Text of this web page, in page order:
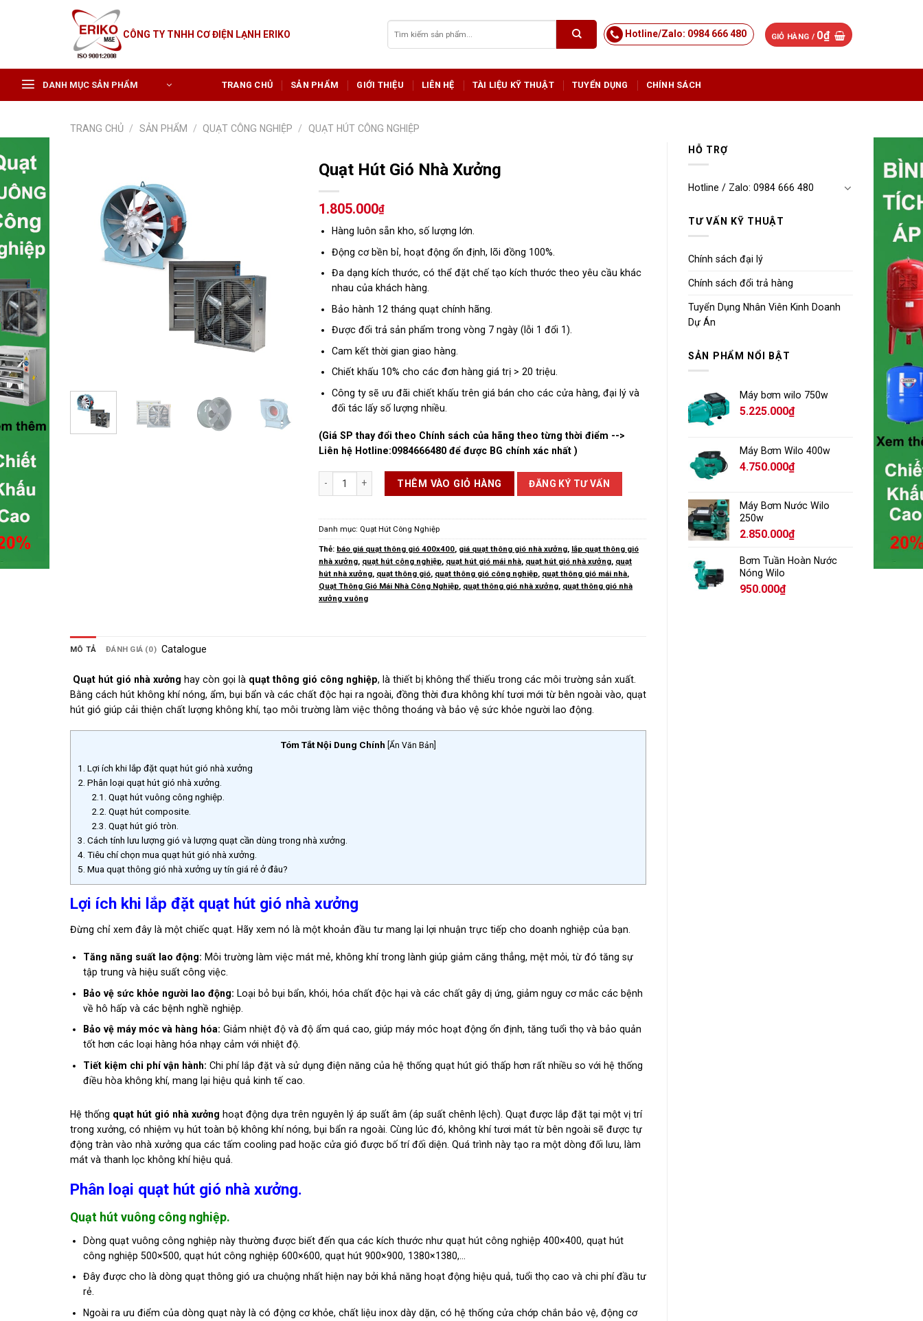
CÔNG TY TNHH CƠ ĐIỆN LẠNH ERIKO
kiếm:
Hotline/Zalo: 0984 666 480 GIỎ HÀNG / 0₫
DANH MỤC SẢN PHẨM TRANG CHỦ SẢN PHẨM GIỚI THIỆU LIÊN HỆ TÀI LIỆU KỸ THUẬT TUYỂN DỤNG CHÍNH SÁCH
TRANG CHỦ / SẢN PHẨM / QUẠT CÔNG NGHIỆP /
QUẠT HÚT CÔNG NGHIỆP
HỖ TRỢ
Hotline / Zalo: 0984 666 480
TƯ VẤN KỸ THUẬT
Chính sách đại lý
Chính sách đổi trả hàng
Tuyển Dụng Nhân Viên Kinh Doanh
Dự Án
SẢN PHẨM NỔI BẬT
Máy bơm wilo 750w
5.225.000₫
Máy Bơm Wilo 400w
4.750.000₫
Máy Bơm Nước Wilo
250w
2.850.000₫
Bơm Tuần Hoàn Nước
Nóng Wilo
950.000₫
Quạt Hút Gió Nhà Xưởng
1.805.000₫
Hàng luôn sẵn kho, số lượng lớn.
Động cơ bền bỉ, hoạt động ổn định, lõi đồng 100%.
Đa dạng kích thước, có thể đặt chế tạo kích thước theo yêu cầu khác
nhau của khách hàng.
Bảo hành 12 tháng quạt chính hãng.
Được đổi trả sản phẩm trong vòng 7 ngày (lỗi 1 đổi 1).
Cam kết thời gian giao hàng.
Chiết khấu 10% cho các đơn hàng giá trị > 20 triệu.
Công ty sẽ ưu đãi chiết khấu trên giá bán cho các cửa hàng, đại lý và
đối tác lấy số lượng nhiều.
(Giá SP thay đổi theo Chính sách của hãng theo từng thời điểm -->
Liên hệ Hotline:0984666480 để được BG chính xác nhất )
Quạt Hút Gió Nhà Xưởng số lượng
THÊM VÀO GIỎ HÀNG ĐĂNG KÝ TƯ VẤN
Danh mục: Quạt Hút Công Nghiệp
Thẻ: báo giá quạt thông gió 400x400 giá quạt thông gió nhà xưởng lắp quạt thông gió
nhà xưởng quạt hút công nghiệp quạt hút gió mái nhà quạt hút gió nhà xưởng quạt
hút nhà xưởng quạt thông gió quạt thông gió công nghiệp quạt thông gió mái nhà
Quạt Thông Gió Mái Nhà Công Nghiệp quạt thông gió nhà xưởng quạt thông gió nhà
xưởng vuông
MÔ TẢ ĐÁNH GIÁ (0) Catalogue
Quạt hút gió nhà xưởng hay còn gọi là quạt thông gió công nghiệp, là thiết bị không thể thiếu trong các môi trường sản xuất.
Bằng cách hút không khí nóng, ẩm, bụi bẩn và các chất độc hại ra ngoài, đồng thời đưa không khí tươi mới từ bên ngoài vào, quạt
hút gió giúp cải thiện chất lượng không khí, tạo môi trường làm việc thông thoáng và bảo vệ sức khỏe người lao động.
Tóm Tắt Nội Dung Chính Ẩn Văn Bản
1. Lợi ích khi lắp đặt quạt hút gió nhà xưởng
2. Phân loại quạt hút gió nhà xưởng.
2.1. Quạt hút vuông công nghiệp.
2.2. Quạt hút composite.
2.3. Quạt hút gió tròn.
3. Cách tính lưu lượng gió và lượng quạt cần dùng trong nhà xưởng.
4. Tiêu chí chọn mua quạt hút gió nhà xưởng.
5. Mua quạt thông gió nhà xưởng uy tín giá rẻ ở đâu?
Lợi ích khi lắp đặt quạt hút gió nhà xưởng
Đừng chỉ xem đây là một chiếc quạt. Hãy xem nó là một khoản đầu tư mang lại lợi nhuận trực tiếp cho doanh nghiệp của bạn.
Tăng năng suất lao động: Môi trường làm việc mát mẻ, không khí trong lành giúp giảm căng thẳng, mệt mỏi, từ đó tăng sự
tập trung và hiệu suất công việc.
Bảo vệ sức khỏe người lao động: Loại bỏ bụi bẩn, khói, hóa chất độc hại và các chất gây dị ứng, giảm nguy cơ mắc các bệnh
về hô hấp và các bệnh nghề nghiệp.
Bảo vệ máy móc và hàng hóa: Giảm nhiệt độ và độ ẩm quá cao, giúp máy móc hoạt động ổn định, tăng tuổi thọ và bảo quản
tốt hơn các loại hàng hóa nhạy cảm với nhiệt độ.
Tiết kiệm chi phí vận hành: Chi phí lắp đặt và sử dụng điện năng của hệ thống quạt hút gió thấp hơn rất nhiều so với hệ thống
điều hòa không khí, mang lại hiệu quả kinh tế cao.
Hệ thống quạt hút gió nhà xưởng hoạt động dựa trên nguyên lý áp suất âm (áp suất chênh lệch). Quạt được lắp đặt tại một vị trí
trong xưởng, có nhiệm vụ hút toàn bộ không khí nóng, bụi bẩn ra ngoài. Cùng lúc đó, không khí tươi mát từ bên ngoài sẽ được tự
động tràn vào nhà xưởng qua các tấm cooling pad hoặc cửa gió được bố trí đối diện. Quá trình này tạo ra một dòng đối lưu, làm
mát và thanh lọc không khí hiệu quả.
Phân loại quạt hút gió nhà xưởng.
Quạt hút vuông công nghiệp.
Dòng quạt vuông công nghiệp này thường được biết đến qua các kích thước như quạt hút công nghiệp 400×400, quạt hút
công nghiệp 500×500, quạt hút công nghiệp 600×600, quạt hút 900×900, 1380×1380,…
Đây được cho là dòng quạt thông gió ưa chuộng nhất hiện nay bởi khả năng hoạt động hiệu quả, tuổi thọ cao và chi phí đầu tư
rẻ.
Ngoài ra ưu điểm của dòng quạt này là có động cơ khỏe, chất liệu inox dày dặn, có hệ thống cửa chớp chắn bảo vệ, động cơ